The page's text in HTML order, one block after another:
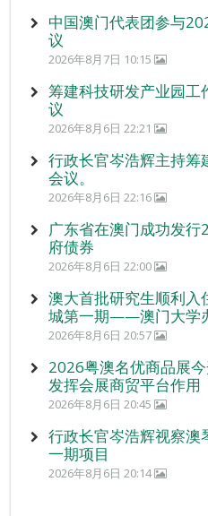
中国澳门代表团参与
议
2026年8月7日 10:15
筹建科技研发产业园
议
2026年8月6日 22:21
行政长官岑浩辉主持筹
会议。
2026年8月6日 22:16
广东省在澳门成功发
府债券
2026年8月6日 22:00
澳大首批研究生顺利入
城第一期——澳门大学
2026年8月6日 20:57
2026粤澳名优商品展
发挥会展商贸平台作用
2026年8月6日 20:45
行政长官岑浩辉视察澳
一期项目
2026年8月6日 20:14